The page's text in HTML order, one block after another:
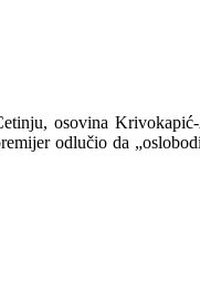
osovina
odlučio da